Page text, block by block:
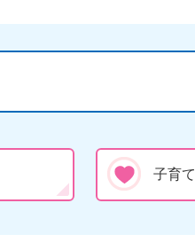
子育て